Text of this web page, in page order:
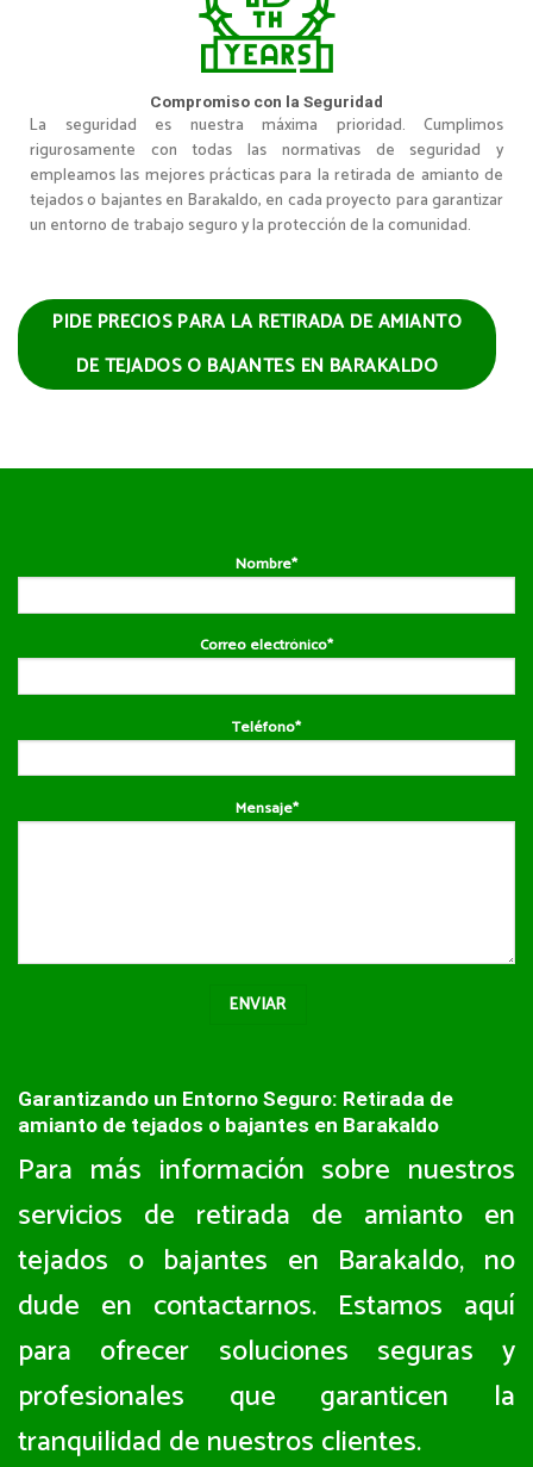
Compromiso con la Seguridad
La seguridad es nuestra máxima prioridad. Cumplimos
rigurosamente con todas las normativas de seguridad y
empleamos las mejores prácticas para la retirada de amianto de
tejados o bajantes en Barakaldo, en cada proyecto para garantizar
un entorno de trabajo seguro y la protección de la comunidad.
PIDE PRECIOS PARA LA RETIRADA DE AMIANTO
DE TEJADOS O BAJANTES EN BARAKALDO
Nombre*
Correo electrónico*
Teléfono*
Mensaje*
Garantizando un Entorno Seguro: Retirada de
amianto de tejados o bajantes en Barakaldo
Para más información sobre nuestros
servicios de retirada de amianto en
tejados o bajantes en Barakaldo, no
dude en contactarnos. Estamos aquí
para ofrecer soluciones seguras y
profesionales que garanticen la
tranquilidad de nuestros clientes.